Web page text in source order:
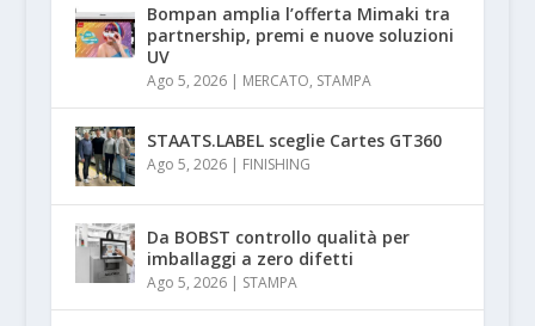
Bompan amplia l’offerta Mimaki tra
partnership, premi e nuove soluzioni
UV
Ago 5, 2026| MERCATO, STAMPA
STAATS.LABEL sceglie Cartes GT360
Ago 5, 2026| FINISHING
Da BOBST controllo qualità per
imballaggi a zero difetti
Ago 5, 2026| STAMPA